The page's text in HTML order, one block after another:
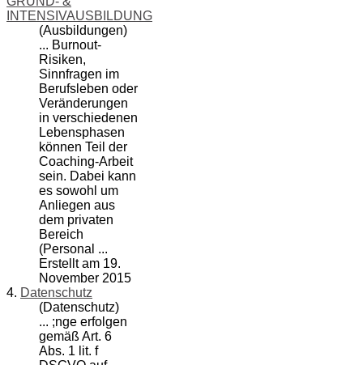
INTENSIVAUSBILDUNG
(Ausbildungen)
... Burnout-
Risiken,
Sinnfragen im
Berufsleben oder
Veränderungen
in verschiedenen
Lebensphasen
können Teil der
Coaching-Arbeit
sein. Dabei kann
es sowohl um
Anliegen aus
dem privaten
Bereich
(Personal ...
Erstellt am 19.
November 2015
4. Datenschutz
(Datenschutz)
... ;nge erfolgen
gemäß Art. 6
Abs. 1 lit. f